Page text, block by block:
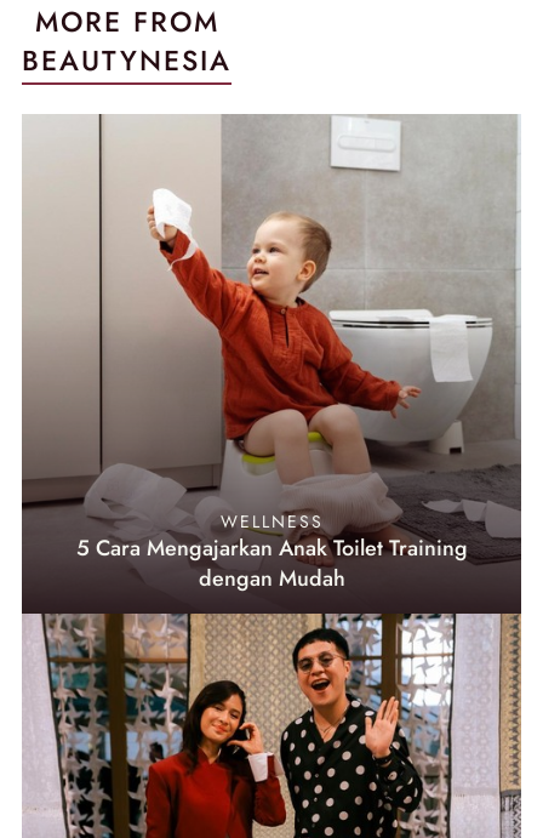
MORE FROM
BEAUTYNESIA
WELLNESS
5 Cara Mengajarkan Anak Toilet Training
dengan Mudah